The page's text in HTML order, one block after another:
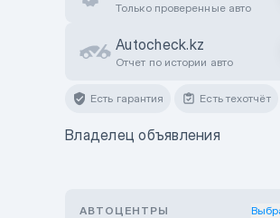
Только проверенные авто
Autocheck.kz
Отчет по истории авто
Есть гарантия Есть техотчёт
Владелец объявления
АВТОЦЕНТРЫ